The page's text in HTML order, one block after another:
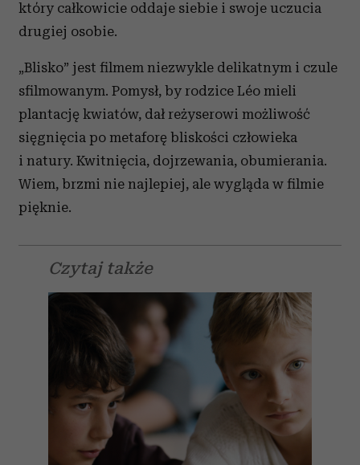
który całkowicie oddaje siebie i swoje uczucia
drugiej osobie.
„Blisko” jest filmem niezwykle delikatnym i czule
sfilmowanym. Pomysł, by rodzice Léo mieli
plantację kwiatów, dał reżyserowi możliwość
sięgnięcia po metaforę bliskości człowieka
i natury. Kwitnięcia, dojrzewania, obumierania.
Wiem, brzmi nie najlepiej, ale wygląda w filmie
pięknie.
Czytaj także